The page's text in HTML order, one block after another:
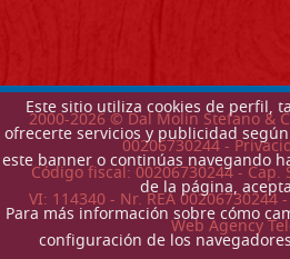
Este sitio utiliza cookies de perfil,
ofrecerte servicios y publicidad
este banner o continúas navegando
de la página,
Para más información sobre cómo
configuración de los
2000-2026© Dal Molin Stefano &
00206730244 -
Código fiscal: 00206730244 - Cap.
VI: 114340 - Nr. REA
Web Agency